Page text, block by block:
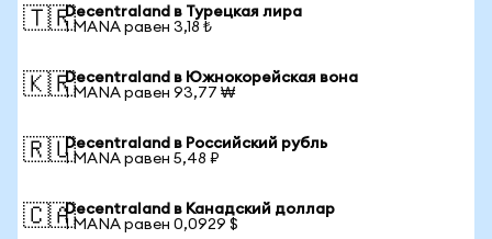
🇹🇷Decentraland в Турецкая лира
1 MANA равен 3,18 ₺
🇰🇷Decentraland в Южнокорейская вона
1 MANA равен 93,77 ₩
🇷🇺Decentraland в Российский рубль
1 MANA равен 5,48 ₽
🇨🇦Decentraland в Канадский доллар
1 MANA равен 0,0929 $